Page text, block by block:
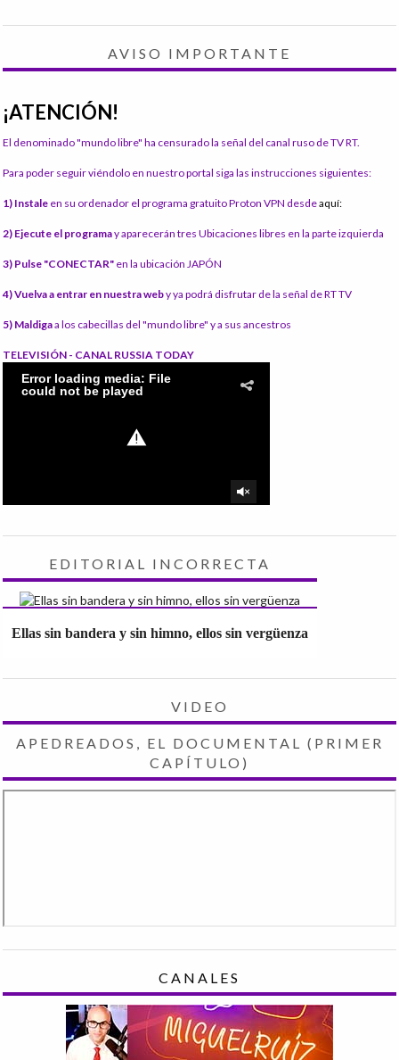
AVISO IMPORTANTE
¡ATENCIÓN!
El denominado "mundo libre" ha censurado la señal del canal ruso de TV RT.
Para poder seguir viéndolo en nuestro portal siga las instrucciones siguientes:
1) Instale en su ordenador el programa gratuito Proton VPN desdeaquí:
2) Ejecute el programay aparecerán tres Ubicaciones libres en la parte izquierda
3) Pulse "CONECTAR" en la ubicación JAPÓN
4) Vuelva a entrar en nuestra weby ya podrá disfrutar de la señal de RT TV
5) Maldigaa los cabecillas del "mundo libre" y a sus ancestros
TELEVISIÓN - CANAL RUSSIA TODAY
EDITORIAL INCORRECTA
Ellas sin bandera y sin himno, ellos sin vergüenza
VIDEO
APEDREADOS, EL DOCUMENTAL (PRIMER
CAPÍTULO)
CANALES